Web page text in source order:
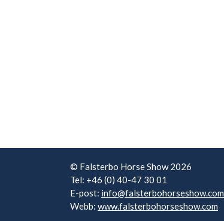
© Falsterbo Horse Show 2026
Tel: +46 (0) 40-47 30 01
E-post: info@falsterbohorseshow.com
Webb: www.falsterbohorseshow.com